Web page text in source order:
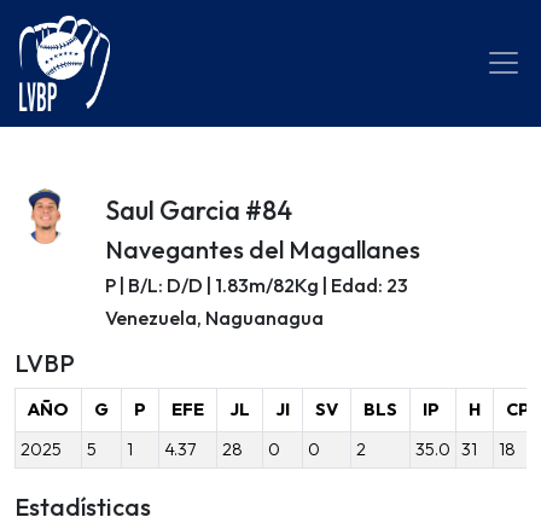
Saul Garcia #84
Navegantes del Magallanes
P | B/L: D/D | 1.83m/82Kg | Edad: 23
Venezuela, Naguanagua
LVBP
AÑO G P EFE JL JI SV BLS IP H
CP
2025
5 1 4.37 28 0 0 2 35.0 31 18
Estadísticas